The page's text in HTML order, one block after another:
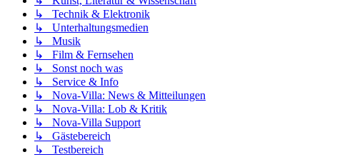
↳ Technik & Elektronik
↳ Unterhaltungsmedien
↳ Musik
↳ Film & Fernsehen
↳ Sonst noch was
↳ Service & Info
↳ Nova-Villa: News & Mitteilungen
↳ Nova-Villa: Lob & Kritik
↳ Nova-Villa Support
↳ Gästebereich
↳ Testbereich